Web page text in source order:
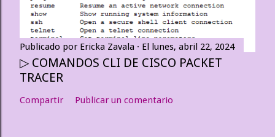
Publicado por Ericka Zavala El lunes, abril 22, 2024
▷ COMANDOS CLI DE CISCO PACKET
TRACER
Compartir Publicar un comentario